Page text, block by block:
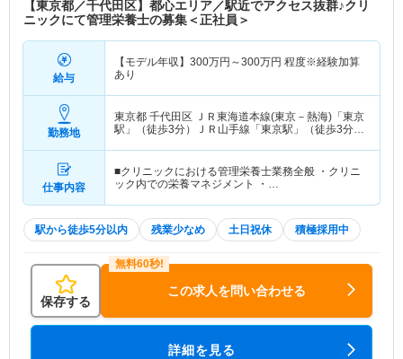
【東京都／千代田区】都心エリア／駅近でアクセス抜群♪クリ
ニックにて管理栄養士の募集＜正社員＞
給与
【モデル年収】 300万円～300万円 程度※経験加算
あり
勤務地
東京都 千代田区 ＪＲ東海道本線(東京－熱海)「東京
駅」（徒歩3分）ＪＲ山手線「東京駅」（徒歩3分）
仕事内容
■クリニックにおける管理栄養士業務全般 ・クリニ
ック内での栄養マネジメント ・…
駅から徒歩5分以内 残業少なめ 土日祝休 積極採用中
保存する
この求人を問い合わせる
詳細を見る